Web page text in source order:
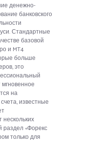
денежно-
банковского
Стандартные
базовой
и MT4
больше
это
мгновенное
на
известные
нескольких
раздел «Форекс
только для